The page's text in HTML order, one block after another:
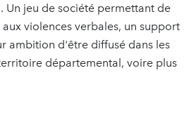
. Un jeu de société permettant de
violences verbales, un support
ambition d'être diffusé dans les
départemental, voire plus